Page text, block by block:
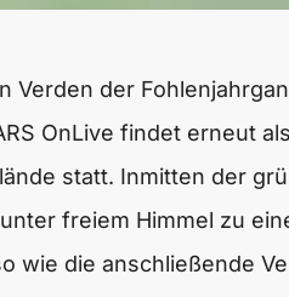
Verden der
OnLive findet erneut
statt. Inmitten der
freiem Himmel zu
wie die anschließende